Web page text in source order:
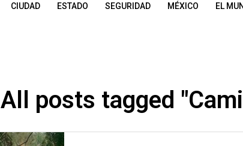
CIUDAD ESTADO SEGURIDAD MÉXICO EL
All posts tagged